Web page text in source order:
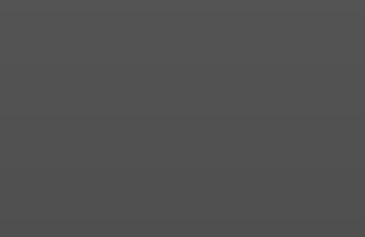
в честь Дня ВДВ
города: Росгвардия представила
спецтехнику